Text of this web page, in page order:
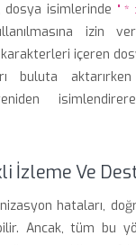
dosya isimlerinde " *
izin
içeren
buluta
yeniden
İzleme Ve
hataları,
Ancak, tüm bu